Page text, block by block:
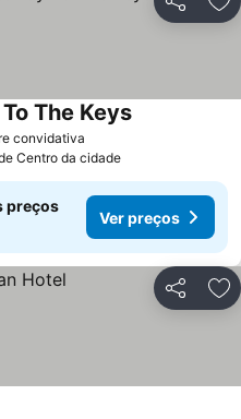
Partilhar
convidativa
The KeysVer preços
Centro da cidade
preços
Ver preços
Partilhar